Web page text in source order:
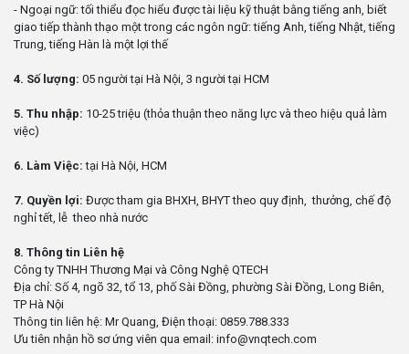
- Ngoại ngữ: tối thiểu đọc hiểu được tài liệu kỹ thuật bằng tiếng anh, biết
giao tiếp thành thạo một trong các ngôn ngữ: tiếng Anh, tiếng Nhật, tiếng
Trung, tiếng Hàn là một lợi thế
4. Số lượng: 05 người tại Hà Nội, 3 người tại HCM
5. Thu nhập: 10-25 triệu (thỏa thuận theo năng lực và theo hiệu quả làm
việc)
6. Làm Việc: tại Hà Nội, HCM
7. Quyền lợi: Được tham gia BHXH, BHYT theo quy định, thưởng, chế độ
nghỉ tết, lễ theo nhà nước
8. Thông tin Liên hệ
Công ty TNHH Thương Mại và Công Nghệ QTECH
Địa chỉ: Số 4, ngõ 32, tổ 13, phố Sài Đồng, phường Sài Đồng, Long Biên,
TP Hà Nội
Thông tin liên hệ: Mr Quang, Điện thoại: 0859.788.333
Ưu tiên nhận hồ sơ ứng viên qua email: info@vnqtech.com